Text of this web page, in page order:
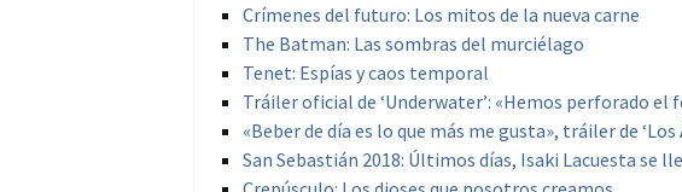
Crímenes del futuro: Los mitos de la nueva carne
The Batman: Las sombras del murciélago
Tenet: Espías y caos temporal
Tráiler oficial de ‘Underwater’: «Hemos perforado el
«Beber de día es lo que más me gusta», tráiler de ‘Los
San Sebastián 2018: Últimos días, Isaki Lacuesta se